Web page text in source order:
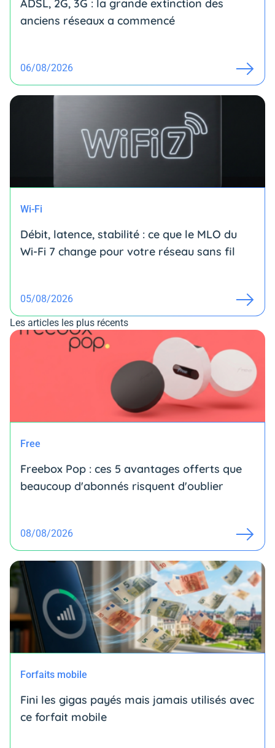
ADSL, 2G, 3G : la grande extinction des
anciens réseaux a commencé
06/08/2026
Wi-Fi
Débit, latence, stabilité : ce que le MLO du
Wi-Fi 7 change pour votre réseau sans fil
05/08/2026
Les articles les plus récents
Free
Freebox Pop : ces 5 avantages offerts que
beaucoup d'abonnés risquent d'oublier
08/08/2026
Forfaits mobile
Fini les gigas payés mais jamais utilisés avec
ce forfait mobile